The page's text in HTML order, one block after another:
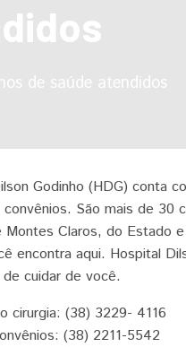
de saúde atendidos
Godinho (HDG) conta
São mais de 30
Montes Claros, do Estado
encontra aqui. Hospital
cuidar de você.
cirurgia: (38) 3229- 4116
(38) 2211-5542